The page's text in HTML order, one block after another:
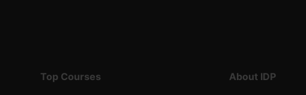
Top Courses About IDP